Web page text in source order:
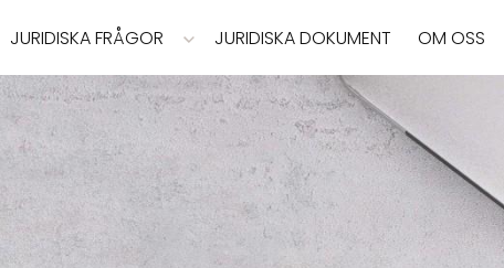
JURIDISKA FRÅGOR JURIDISKA DOKUMENT OM OSS